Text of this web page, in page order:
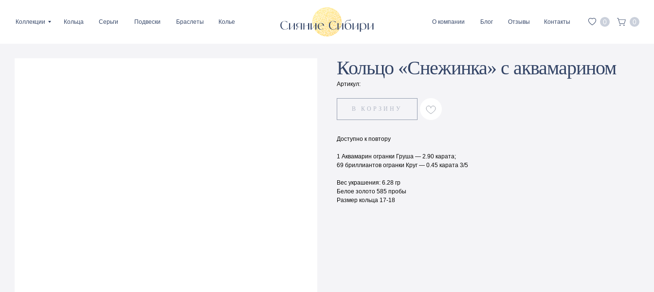
Коллекции Кольца Серьги Подвески Браслеты Колье 0
0
Контакты
Отзывы
Блог
О компании
Кольцо «Снежинка» с аквамарином
Артикул:
В КОРЗИНУ
Доступно к повтору
1 Аквамарин огранки Груша — 2.90 карата;
69 бриллиантов огранки Круг — 0.45 карата 3/5
Вес украшения: 6.28 гр
Белое золото 585 пробы
Размер кольца 17-18